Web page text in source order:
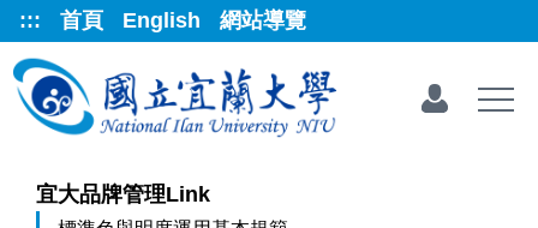
跳
到
主
要
::: 首頁 English 網站導覽
宜大品牌管理Link